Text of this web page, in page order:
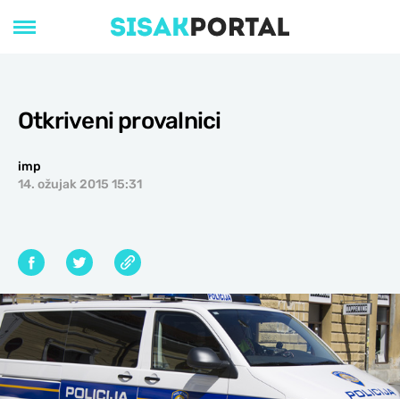
Otkriveni provalnici
imp
14. ožujak 2015 15:31